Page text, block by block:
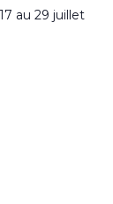
au 29 juillet